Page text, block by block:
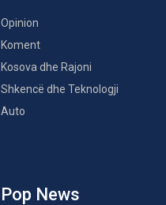
Opinion
Koment
Kosova dhe Rajoni
Shkencë dhe Teknologji
Auto
Pop News